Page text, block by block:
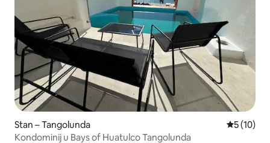
Stan – Tangolunda Prosječna
5 (10)
Kondominij u Bays of Huatulco Tangolunda